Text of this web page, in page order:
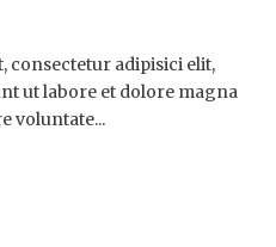
consectetur adipisici elit,
ut labore et dolore magna
voluntate...